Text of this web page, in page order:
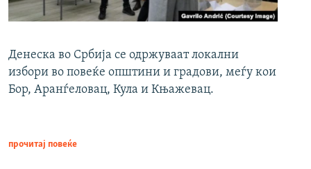
Денеска во Србија се одржуваат локални
избори во повеќе општини и градови, меѓу кои
Бор, Аранѓеловац, Кула и Књажевац.
прочитај повеќе